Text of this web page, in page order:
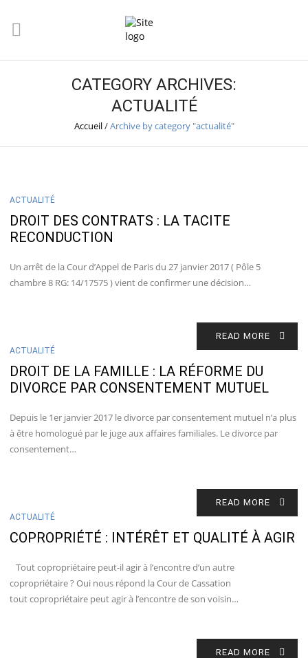
CATEGORY ARCHIVES:
ACTUALITÉ
Accueil/Archive by category "actualité"
ACTUALITÉ
DROIT DES CONTRATS : LA TACITE
RECONDUCTION
Un arrêt de la Cour d’Appel de Paris du 27 janvier 2017 ( Pôle 5
chambre 8 RG: 14/17575 ) vient de confirmer une décision…
READ MORE
ACTUALITÉ
DROIT DE LA FAMILLE : LA RÉFORME DU
DIVORCE PAR CONSENTEMENT MUTUEL
Depuis le 1er janvier 2017 le divorce par consentement mutuel n’a plus
à être homologué par le juge aux affaires familiales. Le divorce par
consentement…
READ MORE
ACTUALITÉ
COPROPRIÉTÉ : INTÉRÊT ET QUALITÉ À AGIR
Tout copropriétaire peut-il agir à l’encontre d’un autre
copropriétaire ? Oui nous répond la Cour de Cassation
tout copropriétaire peut agir à l’encontre de son voisin…
READ MORE